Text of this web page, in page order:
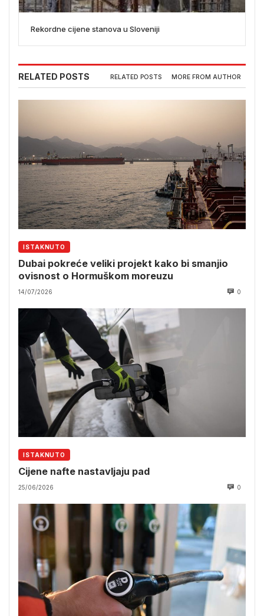
Rekordne cijene stanova u Sloveniji
RELATED POSTS RELATED POSTS MORE FROM AUTHOR
ISTAKNUTO
Dubai pokreće veliki projekt kako bi smanjio
ovisnost o Hormuškom moreuzu
14/07/2026 0
ISTAKNUTO
Cijene nafte nastavljaju pad
25/06/2026 0